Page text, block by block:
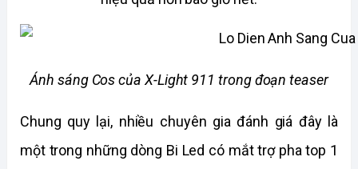
Ánh sáng Cos của X-Light 911 trong đoạn teaser
Chung quy lại, nhiều chuyên gia đánh giá đây là
một trong những dòng Bi Led có mắt trợ pha top 1